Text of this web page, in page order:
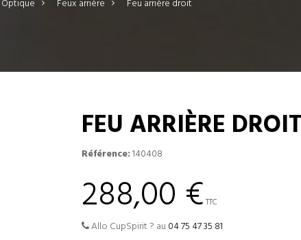
> Feux arrière > Feu arrière droit
FEU ARRIÈRE DROIT
Référence:140408
288,00 € TTC
Allo CupSpirit ? au 04 75 47 35 81